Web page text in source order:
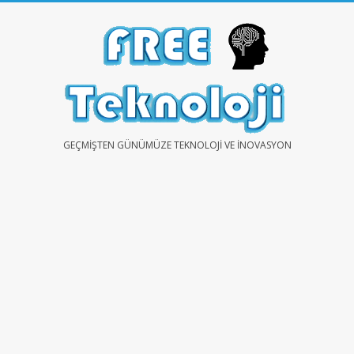
FREEGEÇMIŞTEN GÜNÜMÜZE TEKNOLOJI VE İNOVASYON